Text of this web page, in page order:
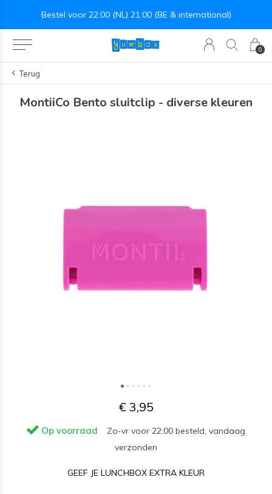
0
Bestel voor 22:00 (NL) 21:00 (BE & international)
Terug
MontiiCo Bento sluitclip - diverse kleuren
€ 3,95
Op voorraad
Zo-vr voor 22:00 besteld, vandaag
verzonden
GEEF JE LUNCHBOX EXTRA KLEUR